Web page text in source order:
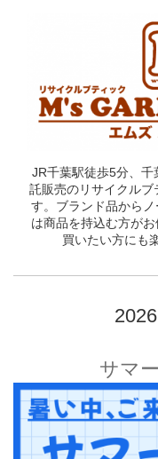
JR千葉駅徒歩5分、
託販売のリサイクル
す。ブランド品から
は商品を持込む方が
買いたい方にも
サマ